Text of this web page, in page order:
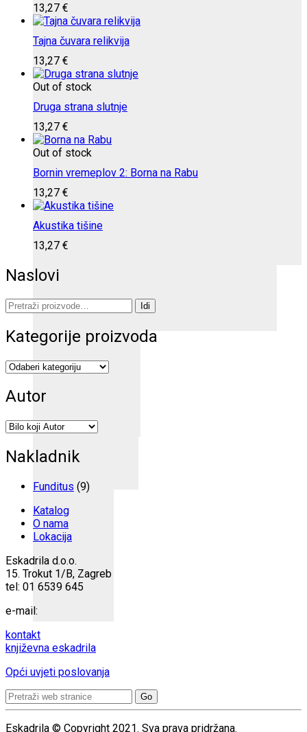
13,27 €
Tajna čuvara relikvija
13,27 €
Out of stock
Druga strana slutnje
13,27 €
Out of stock
Bornin vremeplov 2: Borna na Rabu
13,27 €
Akustika tišine
13,27 €
Naslovi
Pretraži: Idi
Kategorije proizvoda
Autor
Nakladnik
Funditus (9)
Katalog
O nama
Lokacija
Eskadrila d.o.o.
15. Trokut 1/B, Zagreb
tel: 01 6539 645
e-mail:
kontakt
književna eskadrila
Opći uvjeti poslovanja
Search
for:
Eskadrila © Copyright 2021. Sva prava pridržana.